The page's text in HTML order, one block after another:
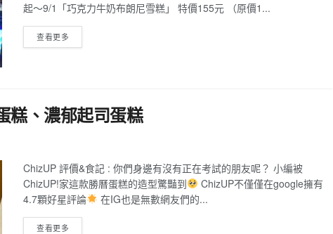
起～9/1「巧克力牛奶布朗尼雪糕」 特價155元 （原價1...
查看更多
糕、濃郁起司蛋糕
ChizUP 評價&食記 : 你們身邊有沒有正在考試的朋友呢？ 小編被
ChizUP!家這款勝曆蛋糕的造型驚豔到
ChizUP不僅僅在google擁有
4.7顆好星評論
在IG也是無數網友們的...
查看更多